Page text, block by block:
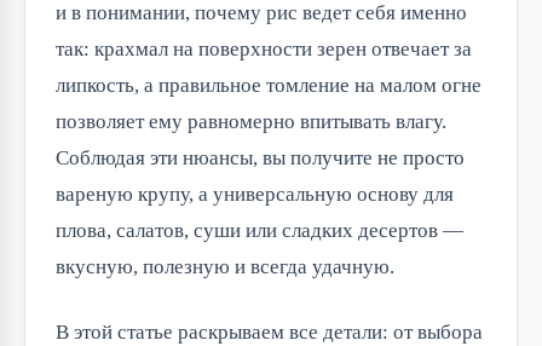
и в понимании, почему рис ведет себя именно
так: крахмал на поверхности зерен отвечает за
липкость, а правильное томление на малом огне
позволяет ему равномерно впитывать влагу.
Соблюдая эти нюансы, вы получите не просто
вареную крупу, а универсальную основу для
плова, салатов, суши или сладких десертов —
вкусную, полезную и всегда удачную.
В этой статье раскрываем все детали: от выбора